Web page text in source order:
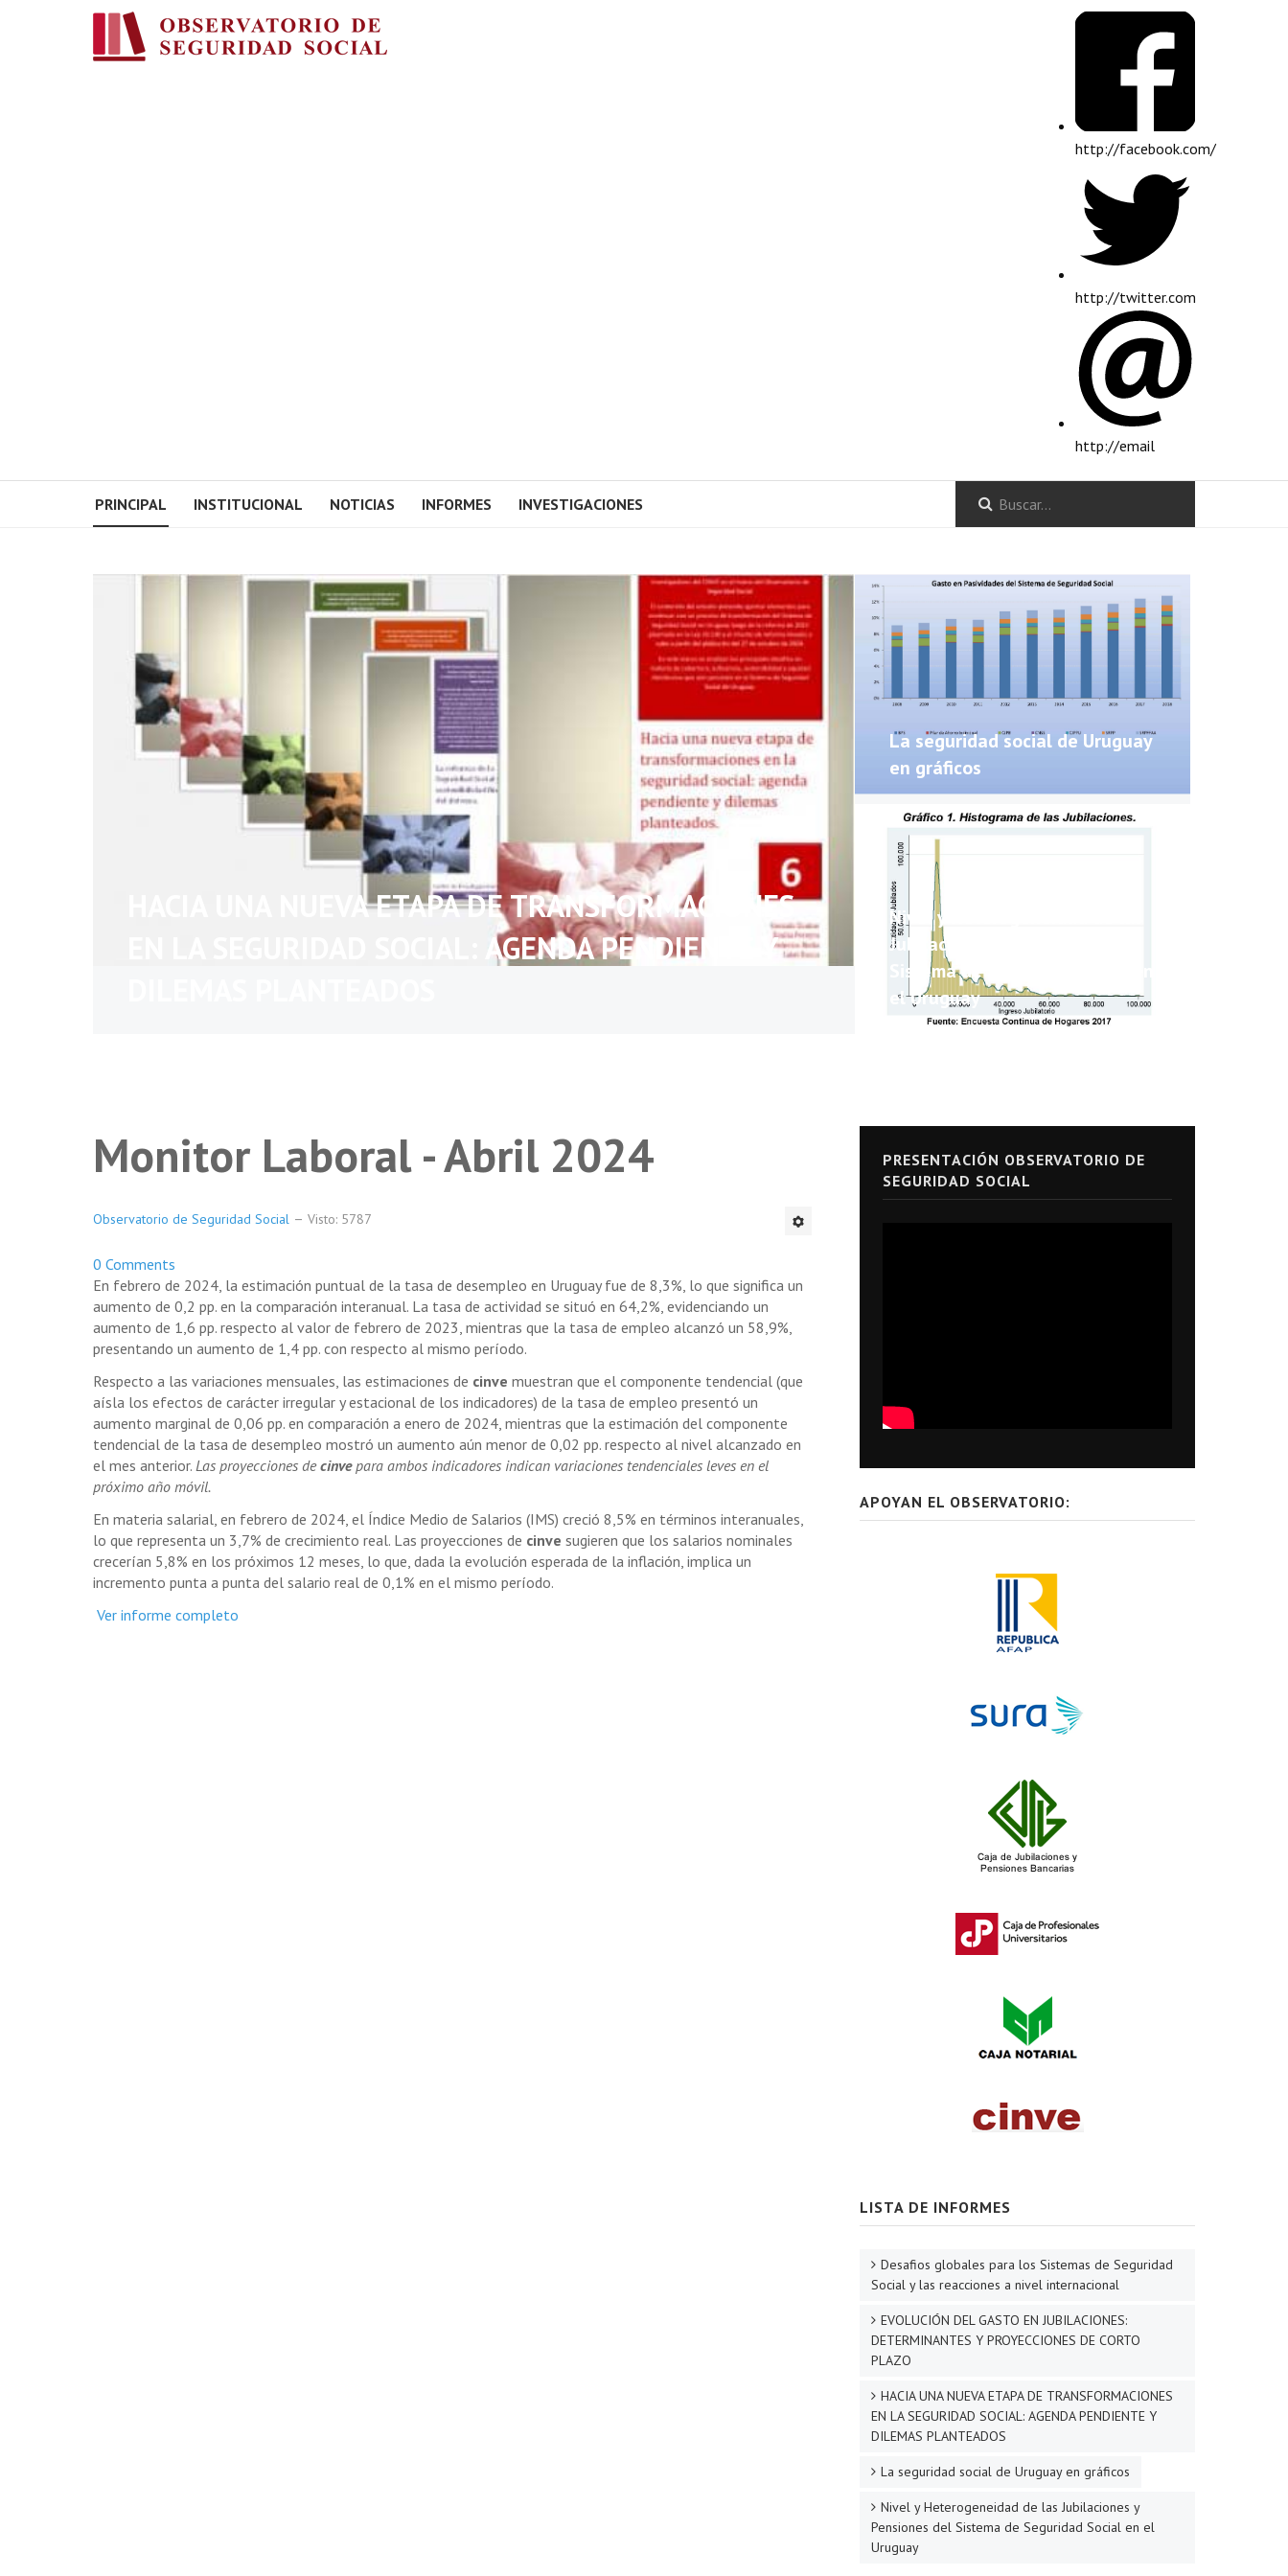
http://facebook.com/
http://twitter.com
http://email
PRINCIPAL INSTITUCIONAL NOTICIAS INFORMES INVESTIGACIONES
HACIA UNA NUEVA ETAPA DE TRANSFORMACIONES
EN LA SEGURIDAD SOCIAL: AGENDA PENDIENTE Y
La seguridad social de Uruguay
en gráficos
Nivel y Heterogeneidad de las
Jubilaciones y Pensiones del
Sistema de Seguridad Social en
el Uruguay
Monitor Laboral - Abril 2024
Observatorio de Seguridad Social Visto: 5787
0 Comments
En febrero de 2024, la estimación puntual de la tasa de desempleo en Uruguay fue de 8,3%, lo que significa un
aumento de 0,2 pp. en la comparación interanual. La tasa de actividad se situó en 64,2%, evidenciando un
aumento de 1,6 pp. respecto al valor de febrero de 2023, mientras que la tasa de empleo alcanzó un 58,9%,
presentando un aumento de 1,4 pp. con respecto al mismo período.
Respecto a las variaciones mensuales, las estimaciones de cinve muestran que el componente tendencial (que
aísla los efectos de carácter irregular y estacional de los indicadores) de la tasa de empleo presentó un
aumento marginal de 0,06 pp. en comparación a enero de 2024, mientras que la estimación del componente
tendencial de la tasa de desempleo mostró un aumento aún menor de 0,02 pp. respecto al nivel alcanzado en
el mes anterior. Las proyecciones decinvepara ambos indicadores indican variaciones tendenciales leves en el
próximo año móvil.
En materia salarial, en febrero de 2024, el Índice Medio de Salarios (IMS) creció 8,5% en términos interanuales,
lo que representa un 3,7% de crecimiento real. Las proyecciones de cinve sugieren que los salarios nominales
crecerían 5,8% en los próximos 12 meses, lo que, dada la evolución esperada de la inflación, implica un
incremento punta a punta del salario real de 0,1% en el mismo período.
Ver informe completo
PRESENTACIÓN OBSERVATORIO DE
SEGURIDAD SOCIAL
APOYAN EL OBSERVATORIO:
LISTA DE INFORMES
Desafios globales para los Sistemas de Seguridad
Social y las reacciones a nivel internacional
EVOLUCIÓN DEL GASTO EN JUBILACIONES:
DETERMINANTES Y PROYECCIONES DE CORTO
PLAZO
HACIA UNA NUEVA ETAPA DE TRANSFORMACIONES
EN LA SEGURIDAD SOCIAL: AGENDA PENDIENTE Y
DILEMAS PLANTEADOS
La seguridad social de Uruguay en gráficos
Nivel y Heterogeneidad de las Jubilaciones y
Pensiones del Sistema de Seguridad Social en el
Uruguay